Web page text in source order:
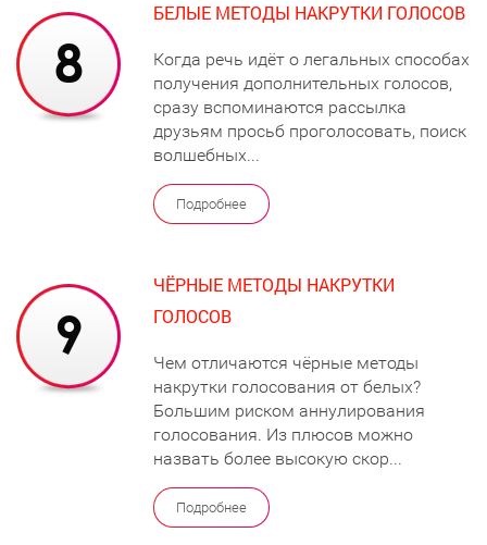
БЕЛЫЕ МЕТОДЫ НАКРУТКИ ГОЛОСОВ
Когда речь идёт о легальных способах
получения дополнительных голосов,
сразу вспоминаются рассылка
друзьям просьб проголосовать, поиск
волшебных...
Подробнее
ЧЁРНЫЕ МЕТОДЫ НАКРУТКИ
ГОЛОСОВ
Чем отличаются чёрные методы
накрутки голосования от белых?
Большим риском аннулирования
голосования. Из плюсов можно
назвать более высокую скор...
Подробнее